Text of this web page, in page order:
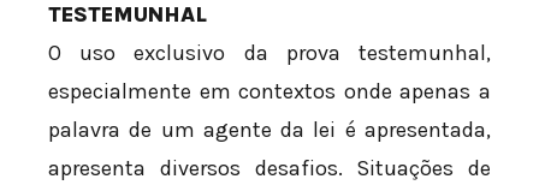
TESTEMUNHAL
O uso exclusivo da prova testemunhal,
especialmente em contextos onde apenas a
palavra de um agente da lei é apresentada,
apresenta diversos desafios. Situações de